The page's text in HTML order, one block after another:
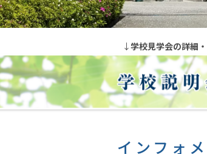
↓学校見学会の詳細
インフォ